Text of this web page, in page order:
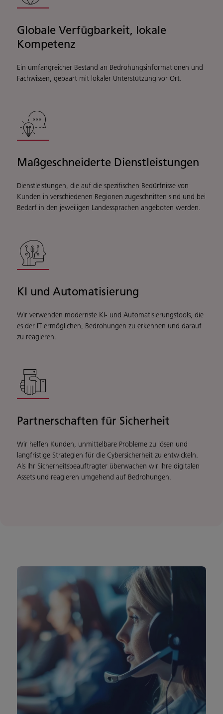
Globale Verfügbarkeit, lokale
Kompetenz
Ein umfangreicher Bestand an Bedrohungsinformationen und
Fachwissen, gepaart mit lokaler Unterstützung vor Ort.
Maßgeschneiderte Dienstleistungen
Dienstleistungen, die auf die spezifischen Bedürfnisse von
Kunden in verschiedenen Regionen zugeschnitten sind und bei
Bedarf in den jeweiligen Landessprachen angeboten werden.
KI und Automatisierung
Wir verwenden modernste KI- und Automatisierungstools, die
es der IT ermöglichen, Bedrohungen zu erkennen und darauf
zu reagieren.
Partnerschaften für Sicherheit
Wir helfen Kunden, unmittelbare Probleme zu lösen und
langfristige Strategien für die Cybersicherheit zu entwickeln.
Als Ihr Sicherheitsbeauftragter überwachen wir Ihre digitalen
Assets und reagieren umgehend auf Bedrohungen.